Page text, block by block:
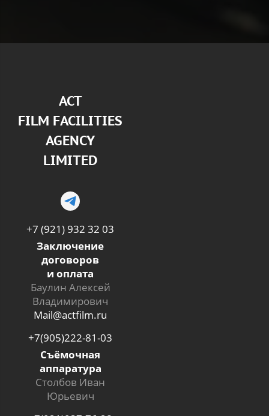
АСТ
FILM FACILITIES
AGENCY
LIMITED
+7 (921) 932 32 03
Заключение
договоров
и оплата
Баулин Алексей
Владимирович
Mail@actfilm.ru
+7(905)222-81-03
Съёмочная
аппаратура
Столбов Иван
Юрьевич